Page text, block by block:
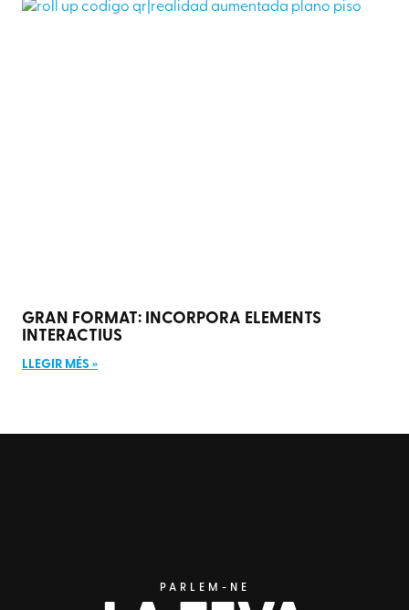
GRAN FORMAT: INCORPORA ELEMENTS
INTERACTIUS
LLEGIR MÉS »
PARLEM-NE